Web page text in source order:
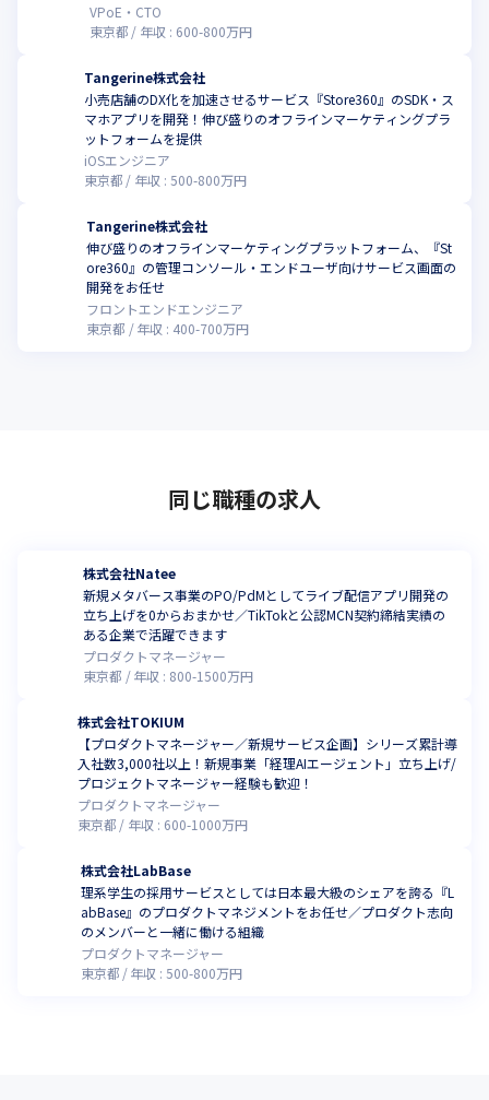
VPoE・CTO
東京都
年収 : 600-800万円
Tangerine株式会社
小売店舗のDX化を加速させるサービス『Store360』のSDK・ス
マホアプリを開発！伸び盛りのオフラインマーケティングプラ
ットフォームを提供
iOSエンジニア
東京都
年収 : 500-800万円
Tangerine株式会社
伸び盛りのオフラインマーケティングプラットフォーム、『St
ore360』の管理コンソール・エンドユーザ向けサービス画面の
開発をお任せ
フロントエンドエンジニア
東京都
年収 : 400-700万円
同じ職種の求人
株式会社Natee
新規メタバース事業のPO/PdMとしてライブ配信アプリ開発の
立ち上げを0からおまかせ／TikTokと公認MCN契約締結実績の
ある企業で活躍できます
プロダクトマネージャー
東京都
年収 : 800-1500万円
株式会社TOKIUM
【プロダクトマネージャー／新規サービス企画】シリーズ累計導
入社数3,000社以上！新規事業「経理AIエージェント」立ち上げ/
プロジェクトマネージャー経験も歓迎！
プロダクトマネージャー
東京都
年収 : 600-1000万円
株式会社LabBase
理系学生の採用サービスとしては日本最大級のシェアを誇る『L
abBase』のプロダクトマネジメントをお任せ／プロダクト志向
のメンバーと一緒に働ける組織
プロダクトマネージャー
東京都
年収 :500-800万円